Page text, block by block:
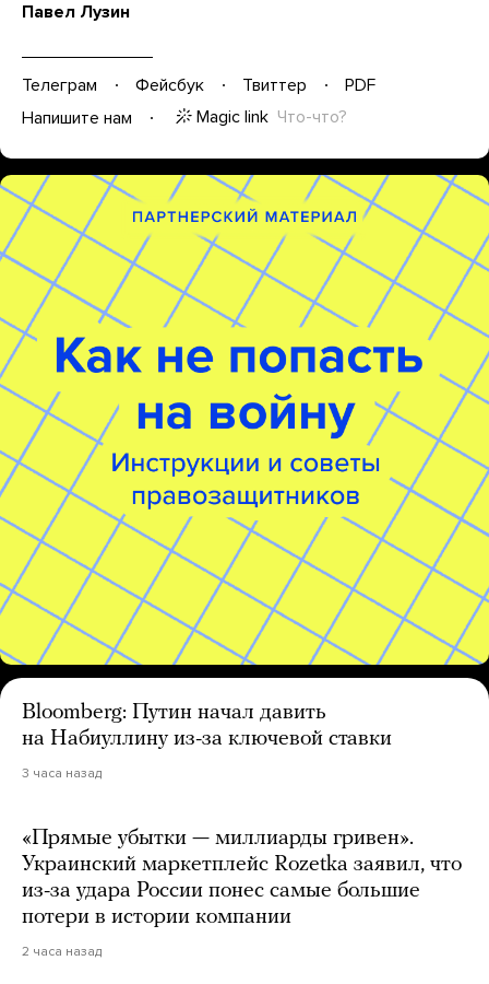
Павел Лузин
Телеграм Фейсбук Твиттер
PDF
Напишите нам
Magic link Что-что?
Bloomberg: Путин начал давить
на Набиуллину из-за ключевой ставки
3 часа назад
«Прямые убытки — миллиарды гривен».
Украинский маркетплейс Rozetka заявил, что
из-за удара России понес самые большие
потери в истории компании
2 часа назад